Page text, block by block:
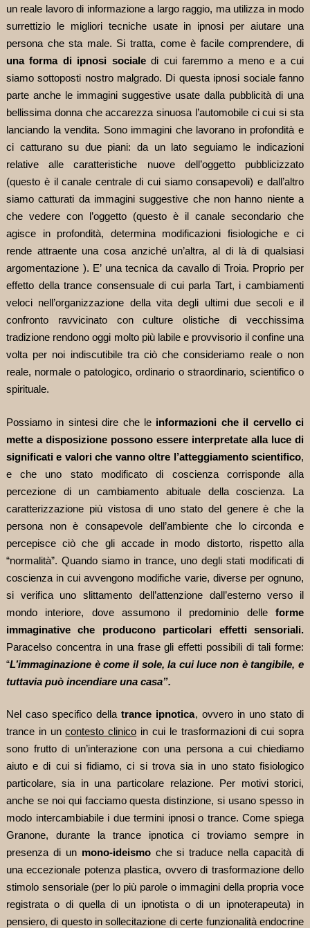
un reale lavoro di informazione a largo raggio, ma utilizza in modo
surrettizio le migliori tecniche usate in ipnosi per aiutare una
persona che sta male. Si tratta, come è facile comprendere, di
una forma di ipnosi socialedi cui faremmo a meno e a cui
siamo sottoposti nostro malgrado. Di questa ipnosi sociale fanno
parte anche le immagini suggestive usate dalla pubblicità di una
bellissima donna che accarezza sinuosa l’automobile ci cui si sta
lanciando la vendita. Sono immagini che lavorano in profondità e
ci catturano su due piani: da un lato seguiamo le indicazioni
relative alle caratteristiche nuove dell’oggetto pubblicizzato
(questo è il canale centrale di cui siamo consapevoli) e dall’altro
siamo catturati da immagini suggestive che non hanno niente a
che vedere con l’oggetto (questo è il canale secondario che
agisce in profondità, determina modificazioni fisiologiche e ci
rende attraente una cosa anziché un’altra, al di là di qualsiasi
argomentazione ). E’ una tecnica da cavallo di Troia. Proprio per
effetto della trance consensuale di cui parla Tart, i cambiamenti
veloci nell’organizzazione della vita degli ultimi due secoli e il
confronto ravvicinato con culture olistiche di vecchissima
tradizione rendono oggi molto più labile e provvisorio il confine una
volta per noi indiscutibile tra ciò che consideriamo reale o non
reale, normale o patologico, ordinario o straordinario, scientifico o
spirituale.
Possiamo in sintesi dire che le informazioni che il cervello ci
mette a disposizione possono essere interpretate alla luce di
significati e valori che vanno oltre l’atteggiamento scientifico,
e che uno stato modificato di coscienza corrisponde alla
percezione di un cambiamento abituale della coscienza. La
caratterizzazione più vistosa di uno stato del genere è che la
persona non è consapevole dell’ambiente che lo circonda e
percepisce ciò che gli accade in modo distorto, rispetto alla
“normalità”. Quando siamo in trance, uno degli stati modificati di
coscienza in cui avvengono modifiche varie, diverse per ognuno,
si verifica uno slittamento dell’attenzione dall’esterno verso il
mondo interiore, dove assumono il predominio delleforme
immaginative che producono particolari effetti sensoriali.
Paracelso concentra in una frase gli effetti possibili di tali forme:
“L’immaginazione è come il sole, la cui luce non è tangibile, e
tuttavia può incendiare una casa”.
Nel caso specifico dellatrance ipnotica, ovvero in uno stato di
trance in uncontesto clinico in cui le trasformazioni di cui sopra
sono frutto di un’interazione con una persona a cui chiediamo
aiuto e di cui si fidiamo, ci si trova sia in uno stato fisiologico
particolare, sia in una particolare relazione. Per motivi storici,
anche se noi qui facciamo questa distinzione, si usano spesso in
modo intercambiabile i due termini ipnosi o trance. Come spiega
Granone, durante la trance ipnotica ci troviamo sempre in
presenza di un mono-ideismoche si traduce nella capacità di
una eccezionale potenza plastica, ovvero di trasformazione dello
stimolo sensoriale (per lo più parole o immagini della propria voce
registrata o di quella di un ipnotista o di un ipnoterapeuta) in
pensiero, di questo in sollecitazione di certe funzionalità endocrine